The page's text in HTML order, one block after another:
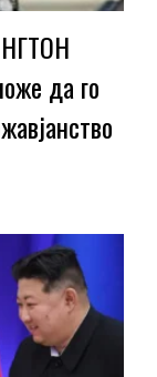
да го